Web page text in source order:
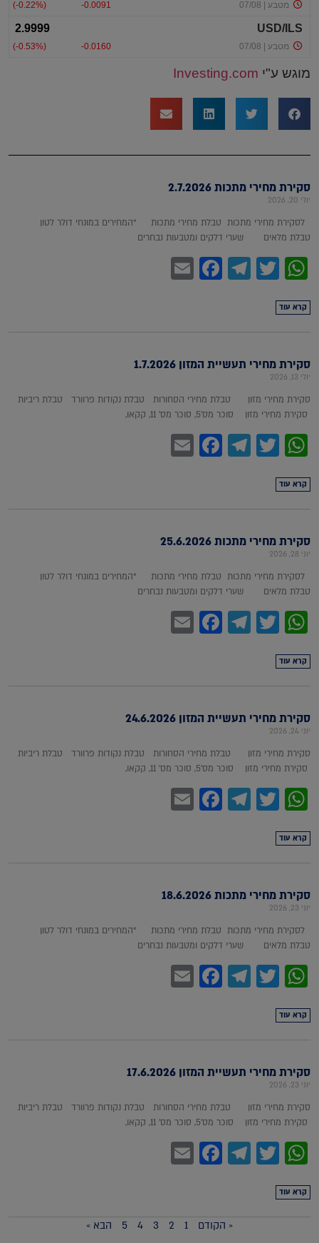
מוגש ע"י Investing.com
סקירת מחירי מתכות 2.7.2026
יולי 20, 2026
לסקירת מחירי מתכות טבלת מחירי מתכות *המחירים במונחי דולר לטון
טבלת מלאים שערי דלקים ומטבעות נבחרים
WhatsApp
Twitter
Telegram
Facebook
קרא עוד
סקירת מחירי תעשיית המזון 1.7.2026
יולי 13, 2026
סקירת מחירי מזון טבלת מחירי הסחורות טבלת נקודות פרוורד טבלת ריביות
סקירת מחירי מזון סוכר מס'5, סוכר מס' 11, קקאו,
WhatsApp
Twitter
Telegram
Facebook
קרא עוד
סקירת מחירי מתכות 25.6.2026
יוני 28, 2026
לסקירת מחירי מתכות טבלת מחירי מתכות *המחירים במונחי דולר לטון
טבלת מלאים שערי דלקים ומטבעות נבחרים
WhatsApp
Twitter
Telegram
Facebook
קרא עוד
סקירת מחירי תעשיית המזון 24.6.2026
יוני 24, 2026
סקירת מחירי מזון טבלת מחירי הסחורות טבלת נקודות פרוורד טבלת ריביות
סקירת מחירי מזון סוכר מס'5, סוכר מס' 11, קקאו,
WhatsApp
Twitter
Telegram
Facebook
קרא עוד
סקירת מחירי מתכות 18.6.2026
יוני 23, 2026
לסקירת מחירי מתכות טבלת מחירי מתכות *המחירים במונחי דולר לטון
טבלת מלאים שערי דלקים ומטבעות נבחרים
WhatsApp
Twitter
Telegram
Facebook
קרא עוד
סקירת מחירי תעשיית המזון 17.6.2026
יוני 23, 2026
סקירת מחירי מזון טבלת מחירי הסחורות טבלת נקודות פרוורד טבלת ריביות
סקירת מחירי מזון סוכר מס'5, סוכר מס' 11, קקאו,
WhatsApp
Twitter
Telegram
Facebook
קרא עוד
« הקודם 1
2
3
4
5 הבא »